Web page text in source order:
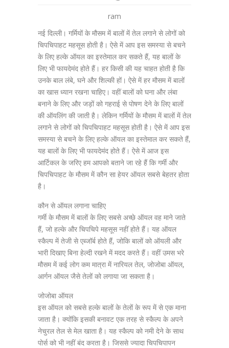
ram
नई दिल्ली। गर्मियों के मौसम में बालों में तेल लगाने से लोगों को
चिपचिपाहट महसूस होती है। ऐसे में आप इस समस्या से बचने
के लिए हल्के ऑयल का इस्तेमाल कर सकते हैं, यह बालों के
लिए भी फायदेमंद होते हैं। हर किसी की यह चाहत होती है कि
उनके बाल लंबे, घने और शिल्की हों। ऐसे में हर मौसम में बालों
का खास ध्यान रखना चाहिए। वहीं बालों को घना और लंबा
बनाने के लिए और जड़ों को गहराई से पोषण देने के लिए बालों
की ऑयलिंग की जाती है। लेकिन गर्मियों के मौसम में बालों में तेल
लगाने से लोगों को चिपचिपाहट महसूस होती है। ऐसे में आप इस
समस्या से बचने के लिए हल्के ऑयल का इस्तेमाल कर सकते हैं,
यह बालों के लिए भी फायदेमंद होते हैं। ऐसे में आज इस
आर्टिकल के जरिए हम आपको बताने जा रहे हैं कि गर्मी और
चिपचिपाहट के मौसम में कौन सा हेयर ऑयल सबसे बेहतर होता
है।
कौन से ऑयल लगाना चाहिए
गर्मी के मौसम में बालों के लिए सबसे अच्छे ऑयल वह माने जाते
हैं, जो हल्के और चिपचिपे महसूस नहीं होते हैं। यह ऑयल
स्कैल्प में तेजी से एब्जॉर्ब होते हैं, जोकि बालों को ऑयली और
भारी दिखाए बिना हेल्दी रखने में मदद करते हैं। वहीं उमस भरे
मौसम में कई लोग कम मात्रा में नारियल तेल, जोजोबा ऑयल,
आर्गन ऑयल जैसे तेलों को लगाया जा सकता है।
जोजोबा ऑयल
इस ऑयल को सबसे हल्के बालों के तेलों के रूप में से एक माना
जाता है। क्योंकि इसकी बनावट एक तरह से स्कैल्प के अपने
नेचुरल तेल से मेल खाता है। यह स्कैल्प को नमी देने के साथ
पोर्स को भी नहीं बंद करता है। जिससे ज्यादा चिपचिपापन